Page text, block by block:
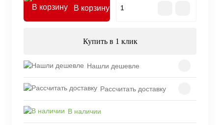
В корзину
Купить в 1 клик
Нашли дешевле
Рассчитать доставку
В наличии